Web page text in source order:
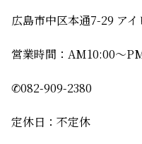
広島市中区本通7-29 ア
営業時間：AM10:00〜
✆082-909-2380
定休日：不定休